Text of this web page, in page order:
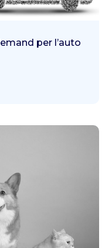
per l’auto